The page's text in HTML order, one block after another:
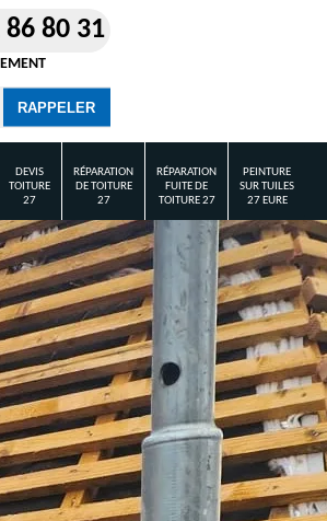
86 80 31
DEVIS
TOITURE
27
RÉPARATION
DE TOITURE
27
RÉPARATION
FUITE DE
TOITURE 27
PEINTURE
SUR TUILES
27 EURE